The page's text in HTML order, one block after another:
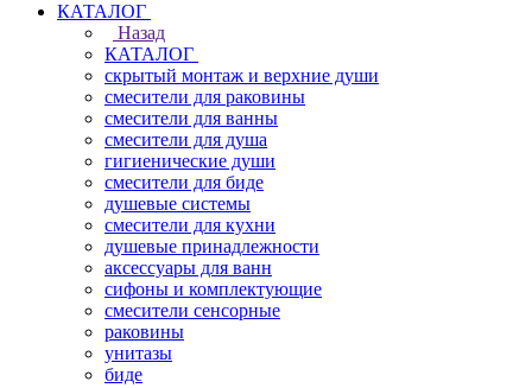
КАТАЛОГ
Назад
КАТАЛОГ
скрытый монтаж и верхние души
смесители для раковины
смесители для ванны
смесители для душа
гигиенические души
смесители для биде
душевые системы
смесители для кухни
душевые принадлежности
аксессуары для ванн
сифоны и комплектующие
смесители сенсорные
раковины
унитазы
биде